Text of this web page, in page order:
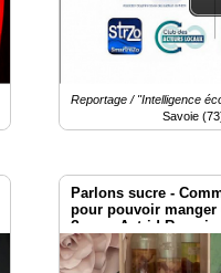
Reportage / "Intelligence
Savoie
Parlons sucre -
pour pouvoir manger
? - par Astrid